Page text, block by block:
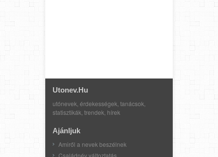
Utonev.hu
utónevek, érdekességek, tanácsok,
statisztikák, trendek, hírek
Ajánljuk
Amiről a nevek beszélnek
Családnév változtatás